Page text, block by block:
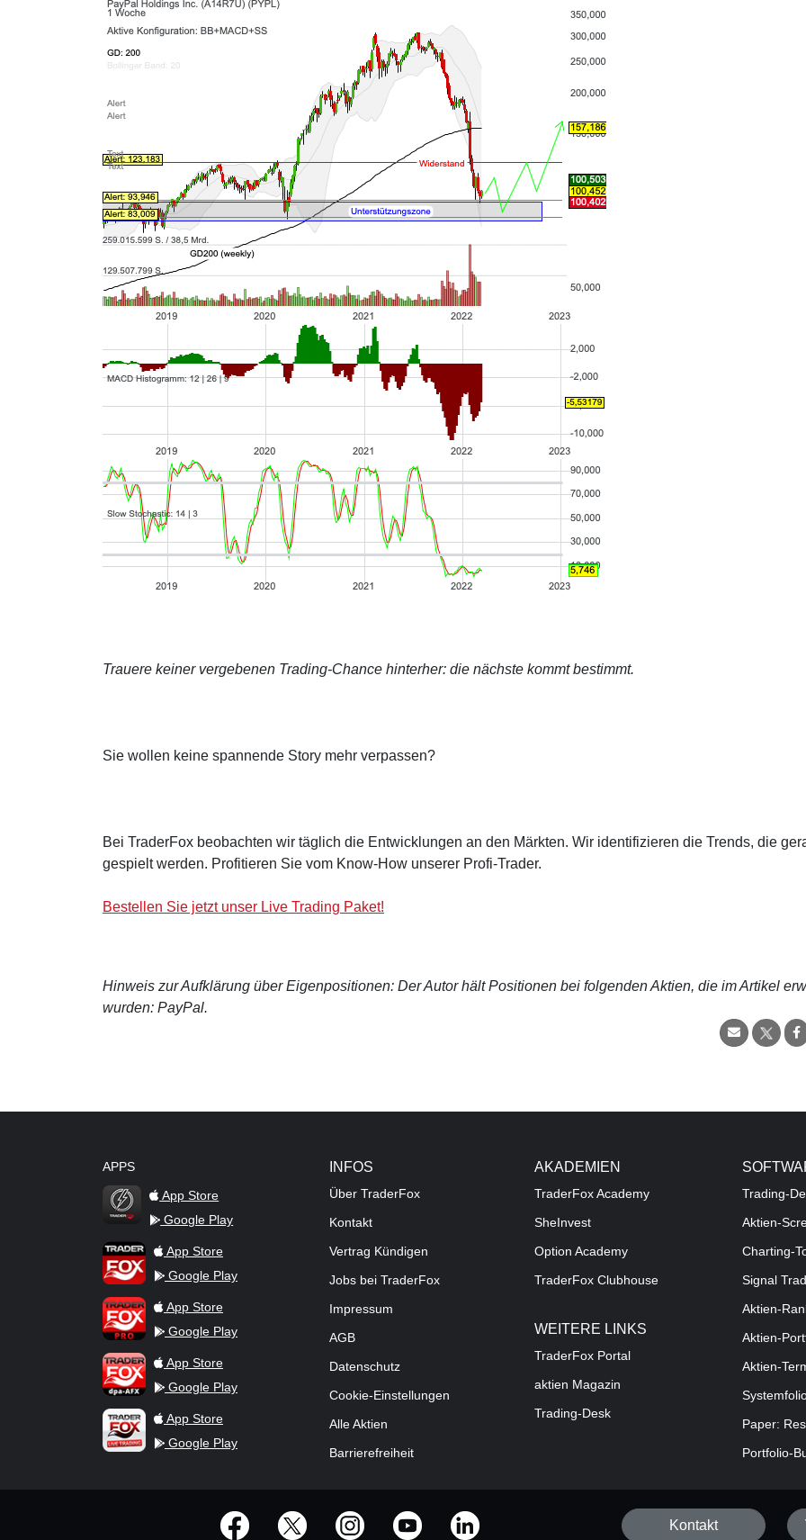
Trauere keiner vergebenen Trading-Chance hinterher: die nächste kommt bestimmt.
Sie wollen keine spannende Story mehr verpassen?
Bei TraderFox beobachten wir täglich die Entwicklungen an den Märkten. Wir identifizieren die Trends, die
gespielt werden. Profitieren Sie vom Know-How unserer Profi-Trader.
Bestellen Sie jetzt unser Live Trading Paket!
Hinweis zur Aufklärung über Eigenpositionen: Der Autor hält Positionen bei folgenden Aktien, die im Artikel
wurden: PayPal.
APPS
TraderFox Flash
App Store
Google Play
TraderFox AppApp Store
Google Play
TraderFox ProApp Store
Google Play
TraderFox dpa-AFX ProFeed
App Store
Google Play
TraderFox Live Trading
App Store
Google Play
INFOS
Über TraderFox
Kontakt
Vertrag Kündigen
Jobs bei TraderFox
Impressum
AGB
Datenschutz
Cookie-Einstellungen
Alle Aktien
Barrierefreiheit
AKADEMIEN
TraderFox Academy
SheInvest
Option Academy
TraderFox Clubhouse
WEITERE LINKS
TraderFox Portal
aktien Magazin
Trading-Desk
Trading-
Aktien-
Charting-
Signal
Aktien-
Aktien-
Aktien-
Paper:
Portfolio-
offizielle Social Media-Accounts
Kontakt